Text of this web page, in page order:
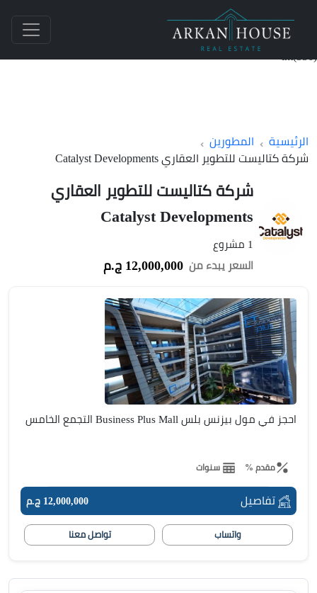
الرئيسية
المطورين
شركة كتاليست للتطوير العقاري Catalyst Developments
شركة كتاليست للتطوير العقاري
Catalyst Developments
1 مشروع
السعر يبدء من 12,000,000 ج.م
احجز في مول بيزنس بلس Business Plus Mall التجمع الخامس
مقدم % سنوات
تفاصيل 12,000,000 ج.م
واتساب تواصل معنا